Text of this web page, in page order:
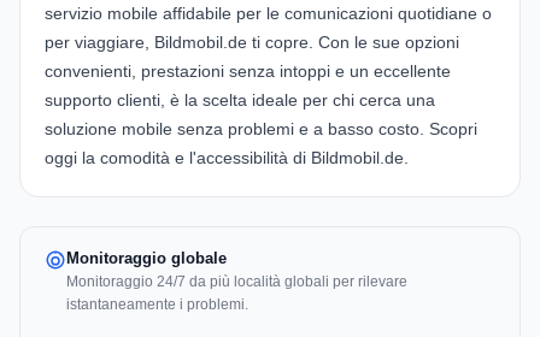
servizio mobile affidabile per le comunicazioni quotidiane o
per viaggiare, Bildmobil.de ti copre. Con le sue opzioni
convenienti, prestazioni senza intoppi e un eccellente
supporto clienti, è la scelta ideale per chi cerca una
soluzione mobile senza problemi e a basso costo. Scopri
oggi la comodità e l'accessibilità di Bildmobil.de.
Monitoraggio globale
Monitoraggio 24/7 da più località globali per rilevare
istantaneamente i problemi.